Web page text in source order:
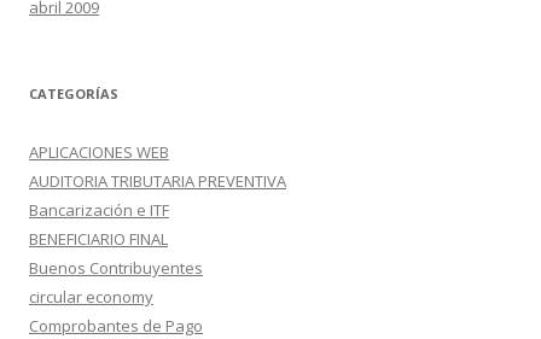
abril 2009
CATEGORÍAS
APLICACIONES WEB
AUDITORIA TRIBUTARIA PREVENTIVA
Bancarización e ITF
BENEFICIARIO FINAL
Buenos Contribuyentes
circular economy
Comprobantes de Pago